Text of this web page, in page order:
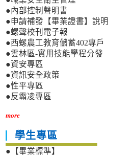
●內部控制聲明書
●申請補發【畢業證書】說明
●螺聲校刊電子報
●西螺農工教育儲蓄402專戶
●雲林區-實用技能學程分發
●資安專區
●資訊安全政策
●性平專區
●反霸凌專區
more
學生專區
●【畢業標準】